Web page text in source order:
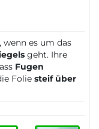
es um das
geht. Ihre
Fugen
Folie steif über